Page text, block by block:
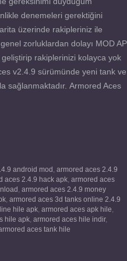
denemeleri gerektiğini
üzerinde rakipleriniz ile
zorluklardan dolayı MOD
geliştirip rakiplerinizi kolayca yok
v2.4.9 sürümünde yeni tank ve
sağlanmaktadır. Armored Aces
android mod , armored aces 2.4.9
aces 2.4.9 hack apk, armored aces
, armored aces 2.4.9 money
, armored aces 3d tanks online 2.4.9
hile apk, armored aces apk hile,
hile apk, armored aces hile indir,
aces tank hile